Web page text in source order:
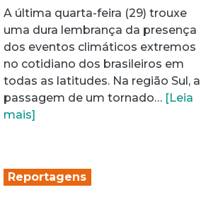
A última quarta-feira (29) trouxe
uma dura lembrança da presença
dos eventos climáticos extremos
no cotidiano dos brasileiros em
todas as latitudes. Na região Sul, a
passagem de um tornado… [Leia
mais]
Reportagens